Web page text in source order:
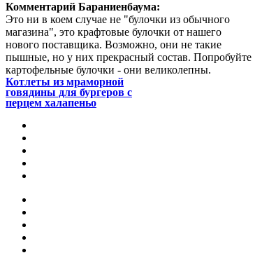
Комментарий Бараниенбаума:
Это ни в коем случае не "булочки из обычного
магазина", это крафтовые булочки от нашего
нового поставщика. Возможно, они не такие
пышные, но у них прекрасный состав. Попробуйте
картофельные булочки - они великолепны.
Котлеты из мраморной
говядины для бургеров с
перцем халапеньо